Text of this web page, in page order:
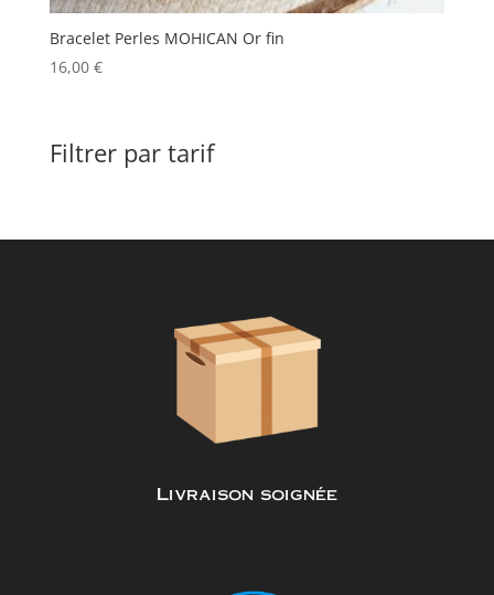
Bracelet Perles MOHICAN Or fin
16,00 €
Filtrer par tarif
Livraison soignée